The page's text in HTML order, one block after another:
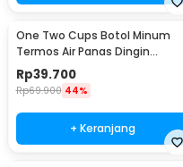
One Two Cups Botol Minum
Termos Air Panas Dingin
Stainless Steel 260ml -
AQW575
Rp39.700
Rp69.900 44%
+ Keranjang